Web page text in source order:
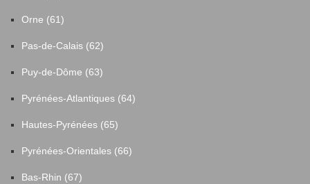
Orne (61)
Pas-de-Calais (62)
Puy-de-Dôme (63)
Pyrénées-Atlantiques (64)
Hautes-Pyrénées (65)
Pyrénées-Orientales (66)
Bas-Rhin (67)